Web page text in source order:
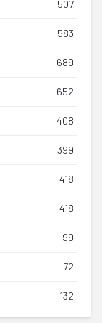
507
583
689
652
408
399
418
418
99
72
132